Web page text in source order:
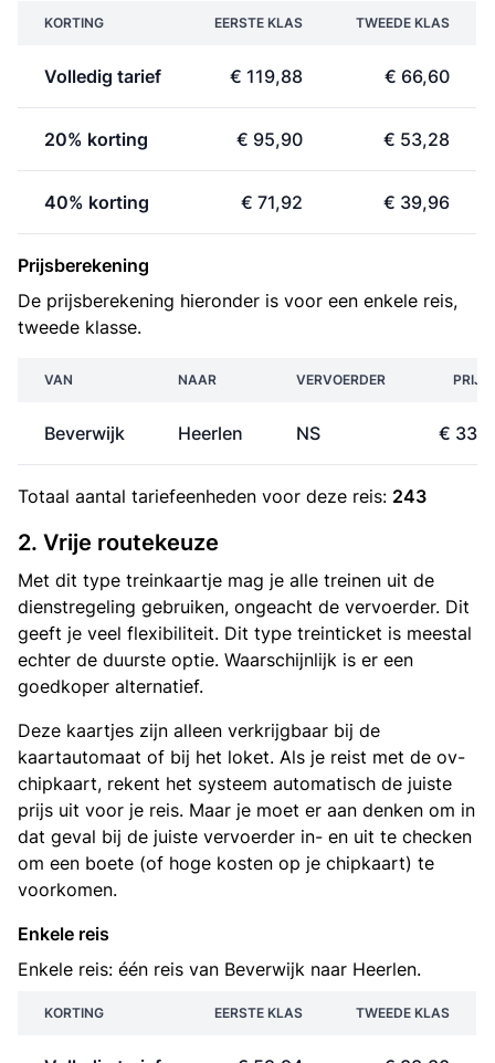
KORTING EERSTE KLAS TWEEDE KLAS
Volledig tarief € 119,88 € 66,60
20% korting € 95,90 € 53,28
40% korting € 71,92 € 39,96
Prijsberekening
De prijsberekening hieronder is voor een enkele reis,
tweede klasse.
VAN NAAR VERVOERDER PRIJS
Beverwijk Heerlen NS €
Totaal aantal tariefeenheden voor deze reis: 243
2. Vrije routekeuze
Met dit type treinkaartje mag je alle treinen uit de
dienstregeling gebruiken, ongeacht de vervoerder. Dit
geeft je veel flexibiliteit. Dit type treinticket is meestal
echter de duurste optie. Waarschijnlijk is er een
goedkoper alternatief.
Deze kaartjes zijn alleen verkrijgbaar bij de
kaartautomaat of bij het loket. Als je reist met de ov-
chipkaart, rekent het systeem automatisch de juiste
prijs uit voor je reis. Maar je moet er aan denken om in
dat geval bij de juiste vervoerder in- en uit te checken
om een boete (of hoge kosten op je chipkaart) te
voorkomen.
Enkele reis
Enkele reis: één reis van Beverwijk naar Heerlen.
KORTING EERSTE KLAS TWEEDE KLAS